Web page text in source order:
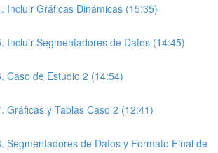
Incluir Gráficas Dinámicas (15:35)
Incluir Segmentadores de Datos (14:45)
Caso de Estudio 2 (14:54)
Gráficas y Tablas Caso 2 (12:41)
Segmentadores de Datos y Formato Final de